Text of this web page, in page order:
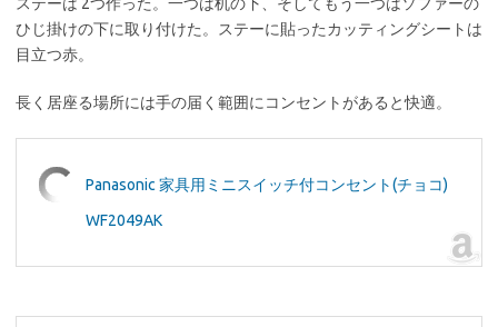
ステーは 2つ作った。一つは机の下、そしてもう一つはソファーの
ひじ掛けの下に取り付けた。ステーに貼ったカッティングシートは
目立つ赤。
長く居座る場所には手の届く範囲にコンセントがあると快適。
Panasonic 家具用ミニスイッチ付コンセント(チョコ)
WF2049AK